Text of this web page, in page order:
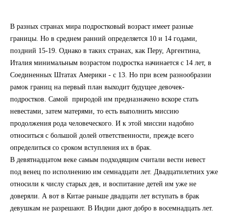
В разных странах мира подростковый возраст имеет разные
границы. Но в среднем ранний определяется 10 и 14 годами,
поздний 15-19. Однако в таких странах, как Перу, Аргентина,
Италия минимальным возрастом подростка начинается с 14 лет, в
Соединенных Штатах Америки - с 13. Но при всем разнообразии
рамок границ на первый план выходит будущее девочек-
подростков. Самой природой им предназначено вскоре стать
невестами, затем матерями, то есть выполнить миссию
продолжения рода человеческого. И к этой миссии надобно
относиться с большой долей ответственности, прежде всего
определиться со сроком вступления их в брак.
В девятнадцатом веке самым подходящим считали вести невест
под венец по исполнению им семнадцати лет. Двадцатилетних уже
относили к числу старых дев, и воспитание детей им уже не
доверяли. А вот в Китае раньше двадцати лет вступать в брак
девушкам не разрешают. В Индии дают добро в восемнадцать лет.